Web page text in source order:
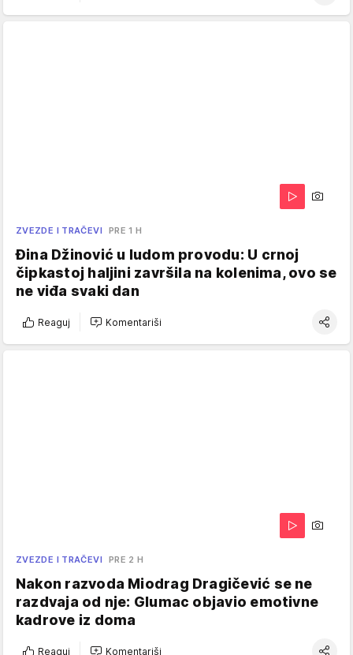
ZVEZDE I TRAČEVI PRE 1 H
Đina Džinović u ludom provodu: U crnoj
čipkastoj haljini završila na kolenima, ovo se
ne viđa svaki dan
Reaguj Komentariši
ZVEZDE I TRAČEVI PRE 2 H
Nakon razvoda Miodrag Dragičević se ne
razdvaja od nje: Glumac objavio emotivne
kadrove iz doma
Reaguj Komentariši